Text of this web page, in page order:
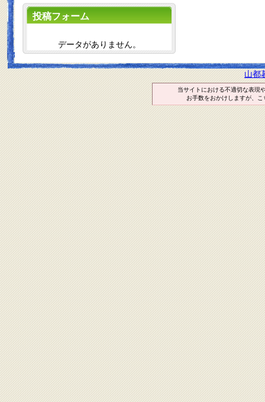
投稿フォーム
データがありません。
山都
当サイトにおける不適切な表現
お手数をおかけしますが、こ